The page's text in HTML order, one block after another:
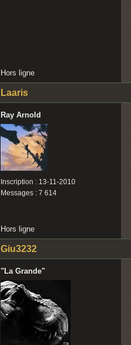
Hors ligne
Laaris
Ray Arnold
Inscription : 13-11-2010
Messages : 7 614
Hors ligne
Giu3232
"La Grande"